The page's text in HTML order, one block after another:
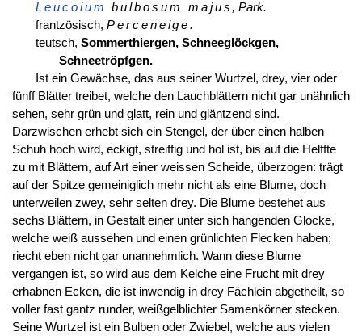
Leucoium
bulbosum majus, Park.
frantzösisch, Perceneige.
teutsch, Sommerthiergen, Schneeglöckgen,
Schneetröpfgen.
Ist ein Gewächse, das aus seiner Wurtzel, drey, vier oder
fünff Blätter treibet, welche den Lauchblättern nicht gar unähnlich
sehen, sehr grün und glatt, rein und gläntzend sind.
Darzwischen erhebt sich ein Stengel, der über einen halben
Schuh hoch wird, eckigt, streiffig und hol ist, bis auf die Helffte
zu mit Blättern, auf Art einer weissen Scheide, überzogen: trägt
auf der Spitze gemeiniglich mehr nicht als eine Blume, doch
unterweilen zwey, sehr selten drey. Die Blume bestehet aus
sechs Blättern, in Gestalt einer unter sich hangenden Glocke,
welche weiß aussehen und einen grünlichten Flecken haben;
riecht eben nicht gar unannehmlich. Wann diese Blume
vergangen ist, so wird aus dem Kelche eine Frucht mit drey
erhabnen Ecken, die ist inwendig in drey Fächlein abgetheilt, so
voller fast gantz runder, weißgelblichter Samenkörner stecken.
Seine Wurtzel ist ein Bulben oder Zwiebel, welche aus vielen